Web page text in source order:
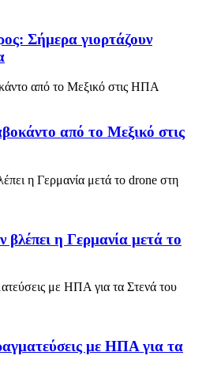
Σήμερα γιορτάζουν
από το Μεξικό στις
βλέπει η Γερμανία μετά το
με ΗΠΑ για τα